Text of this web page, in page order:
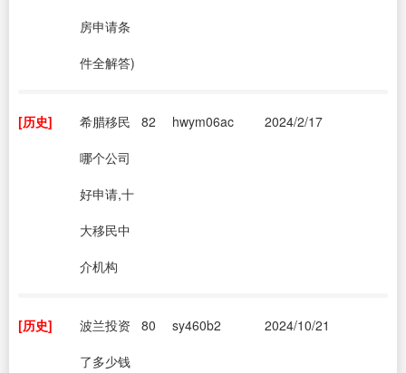
房申请条
件全解答)
[历史]
希腊移民
哪个公司
好申请,十
大移民中
介机构
82 hwym06ac 2024/2/17
[历史]
波兰投资
了多少钱
80 sy460b2 2024/10/21